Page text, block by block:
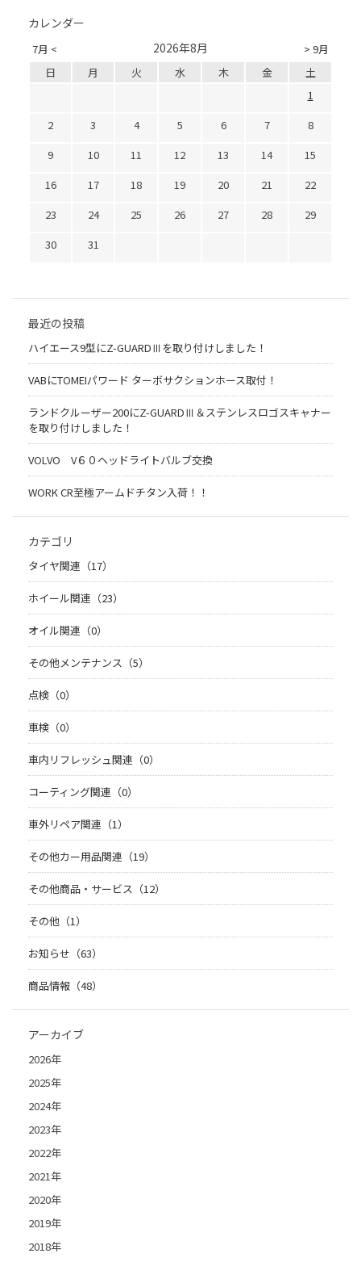
カレンダー
7月 < > 9月
2026年8月
日 月 火 水 木 金
土
1
2
3 4 5 6 7
8
9
10 11 12 13 14
15
16
17 18 19 20 21
22
23
24 25 26 27 28
29
30
31
最近の投稿
ハイエース9型にZ-GUARDⅢを取り付けしました！
VABにTOMEIパワード ターボサクションホース取付！
ランドクルーザー200にZ-GUARDⅢ＆ステンレスロゴスキャナー
を取り付けしました！
VOLVO V６０ヘッドライトバルブ交換
WORK CR至極アームドチタン入荷！！
カテゴリ
タイヤ関連（17）
ホイール関連（23）
オイル関連（0）
その他メンテナンス（5）
点検（0）
車検（0）
車内リフレッシュ関連（0）
コーティング関連（0）
車外リペア関連（1）
その他カー用品関連（19）
その他商品・サービス（12）
その他（1）
お知らせ（63）
商品情報（48）
アーカイブ
2026年
2025年
2024年
2023年
2022年
2021年
2020年
2019年
2018年